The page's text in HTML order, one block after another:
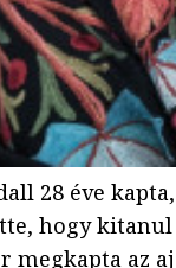
28 éve
hogy
az